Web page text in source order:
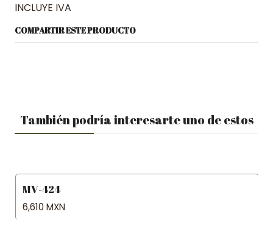
INCLUYE IVA
COMPARTIR ESTE PRODUCTO
También podría interesarte uno de estos
MV-424
6,610 MXN